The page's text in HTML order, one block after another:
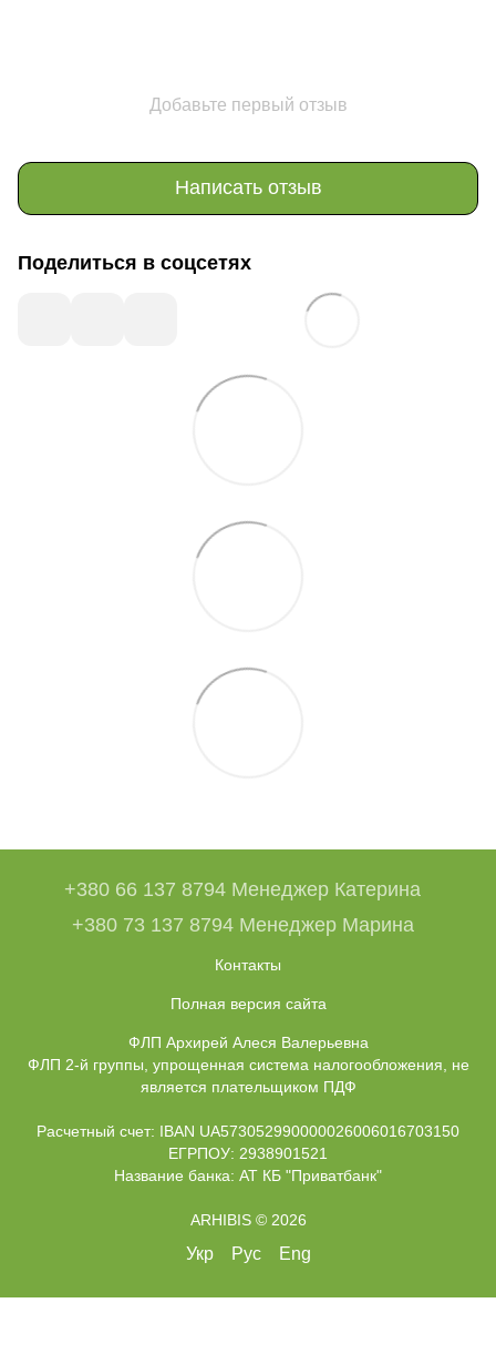
Добавьте первый отзыв
Написать отзыв
Поделиться в соцсетях
+380 66 137 8794 Менеджер Катерина
+380 73 137 8794 Менеджер Марина
Контакты
Полная версия сайта
ФЛП Архирей Алеся Валерьевна
ФЛП 2-й группы, упрощенная система налогообложения, не
является плательщиком ПДФ
Расчетный счет: IBAN UA573052990000026006016703150
ЕГРПОУ: 2938901521
Название банка: АТ КБ "Приватбанк"
ARHIBIS © 2026
Укр Рус Eng